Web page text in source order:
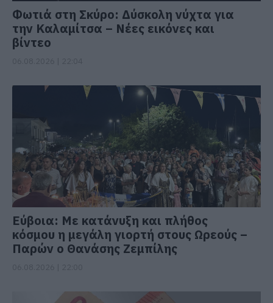
Φωτιά στη Σκύρο: Δύσκολη νύχτα για
την Καλαμίτσα – Νέες εικόνες και
βίντεο
Εύβοια: Με κατάνυξη και πλήθος
κόσμου η μεγάλη γιορτή στους Ωρεούς –
Παρών ο Θανάσης Ζεμπίλης